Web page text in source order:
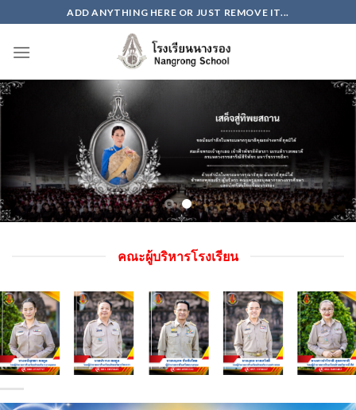
to
content
ADD ANYTHING HERE OR JUST REMOVE IT...
คณะผู้บริหารโรงเรียน